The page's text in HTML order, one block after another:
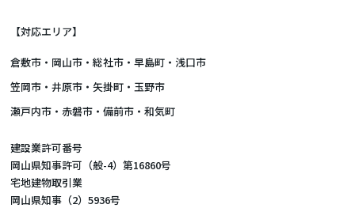
【対応エリア】
倉敷市 ・ 岡山市 ・総社市・早島町・浅口市
笠岡市・井原市・矢掛町・玉野市
瀬戸内市・赤磐市・備前市・和気町
建設業許可番号
岡山県知事許可（般-4）第16860号
宅地建物取引業
岡山県知事（2）5936号